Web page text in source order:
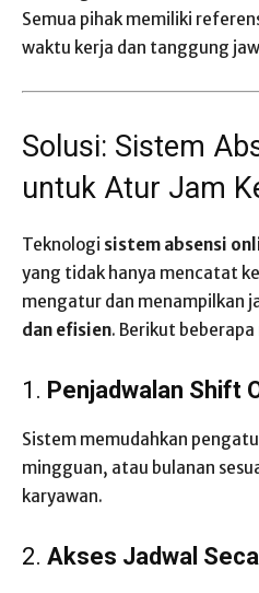
Semua pihak memiliki
waktu kerja dan tanggung
Solusi: Sistem
untuk Atur Jam
Teknologi sistem absensi
yang tidak hanya mencatat
mengatur dan menampilkan
dan efisien. Berikut
1. Penjadwalan Shift
Sistem memudahkan
mingguan, atau bulanan
karyawan.
2. Akses Jadwal